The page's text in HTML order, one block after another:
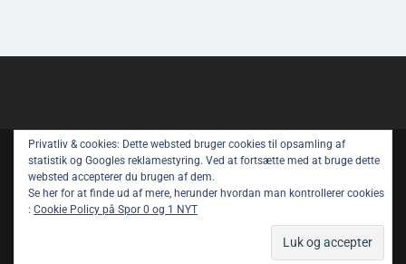
Copyright © All rights reserved.
Spor 1 Nyt – Youtube
Privatlivspolitik
Om Spor 1 NYT
WEN Themes
Privatliv & cookies: Dette websted bruger cookies til opsamling af
statistik og Googles reklamestyring. Ved at fortsætte med at bruge dette
websted accepterer du brugen af ​​dem.
Se her for at finde ud af mere, herunder hvordan man kontrollerer cookies
: Cookie Policy på Spor 0 og 1 NYT